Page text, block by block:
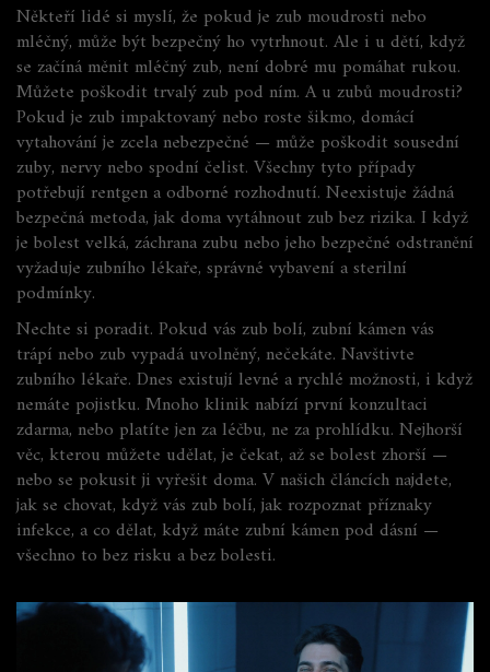
Někteří lidé si myslí, že pokud je zub moudrosti nebo
mléčný, může být bezpečný ho vytrhnout. Ale i u dětí, když
se začíná měnit mléčný zub, není dobré mu pomáhat rukou.
Můžete poškodit trvalý zub pod ním. A u zubů moudrosti?
Pokud je zub impaktovaný nebo roste šikmo, domácí
vytahování je zcela nebezpečné — může poškodit sousední
zuby, nervy nebo spodní čelist. Všechny tyto případy
potřebují rentgen a odborné rozhodnutí. Neexistuje žádná
bezpečná metoda, jak doma vytáhnout zub bez rizika. I když
je bolest velká, záchrana zubu nebo jeho bezpečné odstranění
vyžaduje zubního lékaře, správné vybavení a sterilní
podmínky.
Nechte si poradit. Pokud vás zub bolí, zubní kámen vás
trápí nebo zub vypadá uvolněný, nečekáte. Navštivte
zubního lékaře. Dnes existují levné a rychlé možnosti, i když
nemáte pojistku. Mnoho klinik nabízí první konzultaci
zdarma, nebo platíte jen za léčbu, ne za prohlídku. Nejhorší
věc, kterou můžete udělat, je čekat, až se bolest zhorší —
nebo se pokusit ji vyřešit doma. V našich článcích najdete,
jak se chovat, když vás zub bolí, jak rozpoznat příznaky
infekce, a co dělat, když máte zubní kámen pod dásní —
všechno to bez risku a bez bolesti.